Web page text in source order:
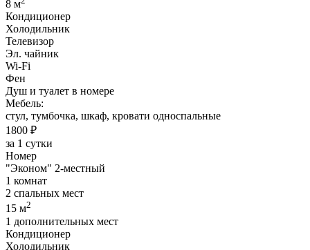
8 м
Кондиционер
Холодильник
Телевизор
Эл. чайник
Wi-Fi
Фен
Душ и туалет в номере
Мебель:
стул, тумбочка, шкаф, кровати односпальные
1800 ₽
за 1 сутки
Номер
"Эконом" 2-местный
1 комнат
2 спальных мест
15 м2
1 дополнительных мест
Кондиционер
Холодильник